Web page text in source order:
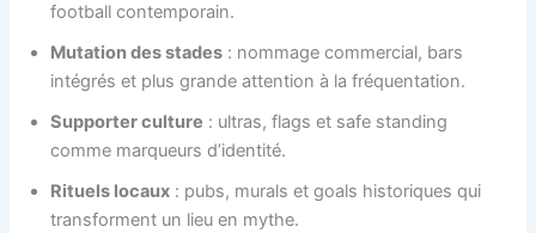
football contemporain.
Mutation des stades : nommage commercial, bars
intégrés et plus grande attention à la fréquentation.
Supporter culture : ultras, flags et safe standing
comme marqueurs d’identité.
Rituels locaux : pubs, murals et goals historiques qui
transforment un lieu en mythe.